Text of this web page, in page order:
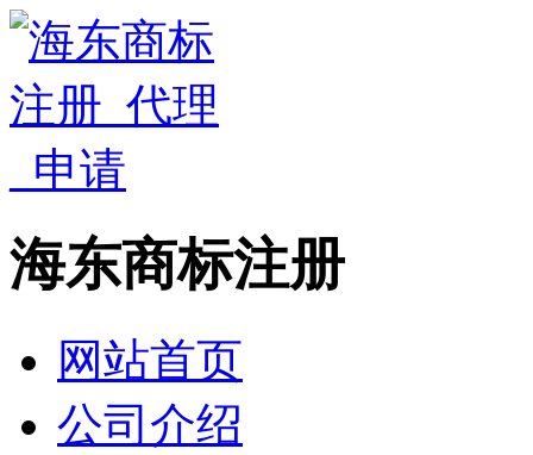
海东商标注册
网站首页
公司介绍